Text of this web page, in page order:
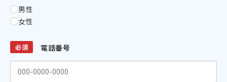
男性
女性
必須 電話番号